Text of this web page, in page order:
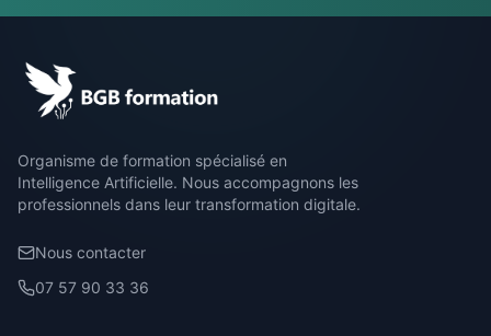
Organisme de formation spécialisé en
Intelligence Artificielle. Nous accompagnons les
professionnels dans leur transformation digitale.
Nous contacter
07 57 90 33 36